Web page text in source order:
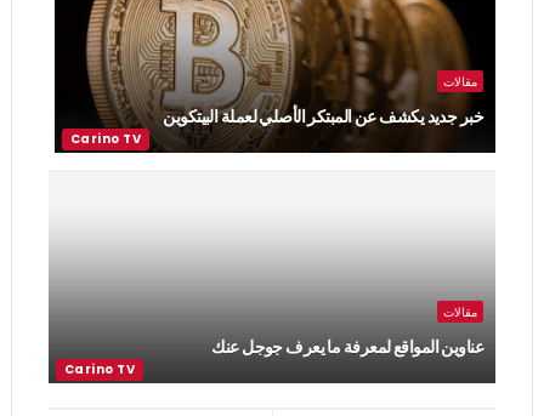
مقالات
خبر جديد يكشف عن المبتكر الأصلي لعملة البيتكوين
مقالات
عناوين المواقع لمعرفة ما يعرف جوجل عنك